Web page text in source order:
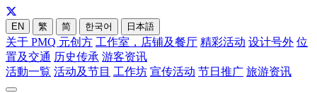
EN 繁 简 한국어 日本語
关于 PMQ 元创方 工作室，店铺及餐厅 精彩活动 设计号外 位
置及交通 历史传承 游客资讯
活動一覧 活动及节目 工作坊 宣传活动 节日推广 旅游资讯